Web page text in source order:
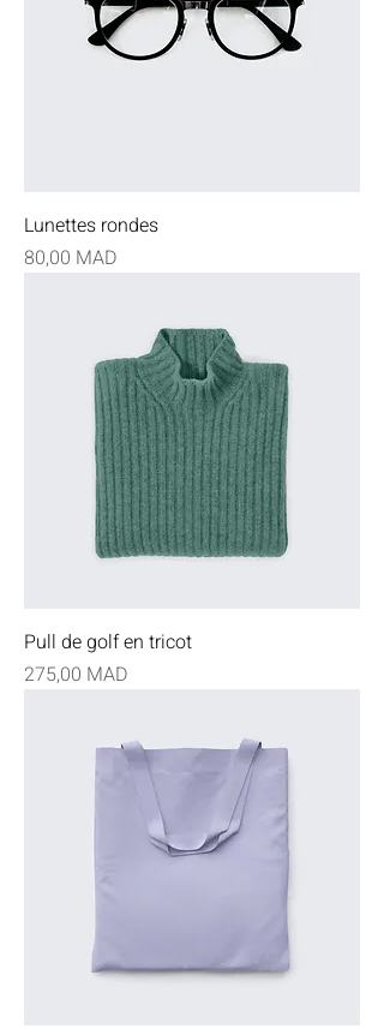
Lunettes rondes
Prix
80,00 MAD
Pull de golf en tricot
Prix
275,00 MAD